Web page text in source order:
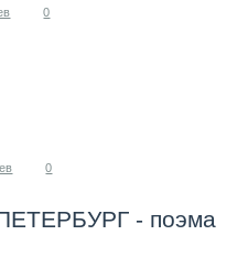
0
0
- поэма